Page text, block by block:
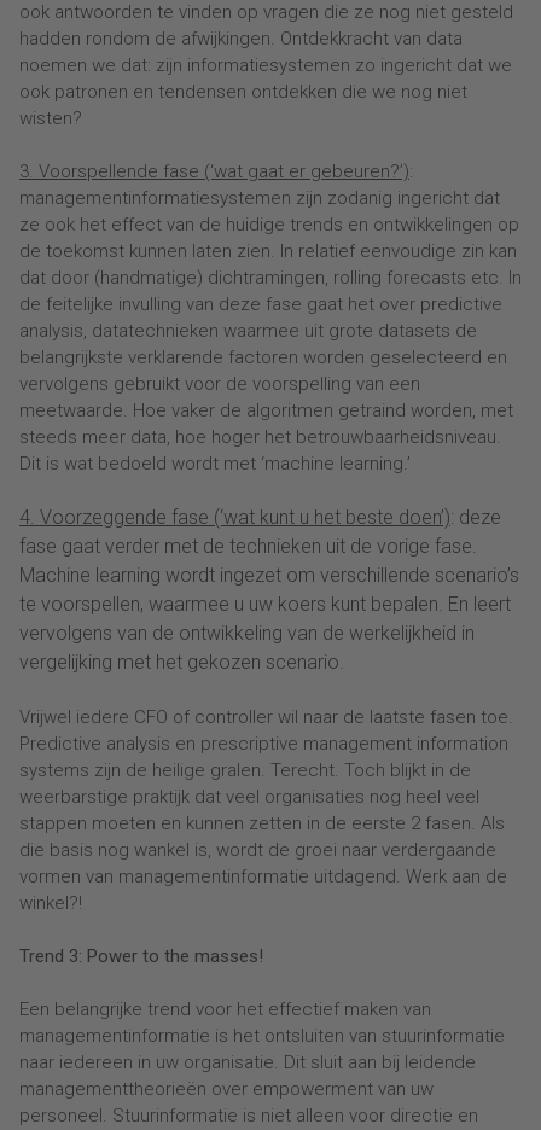
ook antwoorden te vinden op vragen die ze nog niet gesteld
hadden rondom de afwijkingen. Ontdekkracht van data
noemen we dat: zijn informatiesystemen zo ingericht dat we
ook patronen en tendensen ontdekken die we nog niet
wisten?
3. Voorspellende fase (‘wat gaat er gebeuren?’):
managementinformatiesystemen zijn zodanig ingericht dat
ze ook het effect van de huidige trends en ontwikkelingen op
de toekomst kunnen laten zien. In relatief eenvoudige zin kan
dat door (handmatige) dichtramingen, rolling forecasts etc. In
de feitelijke invulling van deze fase gaat het over predictive
analysis, datatechnieken waarmee uit grote datasets de
belangrijkste verklarende factoren worden geselecteerd en
vervolgens gebruikt voor de voorspelling van een
meetwaarde. Hoe vaker de algoritmen getraind worden, met
steeds meer data, hoe hoger het betrouwbaarheidsniveau.
Dit is wat bedoeld wordt met ‘machine learning.’
4. Voorzeggende fase (‘wat kunt u het beste doen’): deze
fase gaat verder met de technieken uit de vorige fase.
Machine learning wordt ingezet om verschillende scenario’s
te voorspellen, waarmee u uw koers kunt bepalen. En leert
vervolgens van de ontwikkeling van de werkelijkheid in
vergelijking met het gekozen scenario.
Vrijwel iedere CFO of controller wil naar de laatste fasen toe.
Predictive analysis en prescriptive management information
systems zijn de heilige gralen. Terecht. Toch blijkt in de
weerbarstige praktijk dat veel organisaties nog heel veel
stappen moeten en kunnen zetten in de eerste 2 fasen. Als
die basis nog wankel is, wordt de groei naar verdergaande
vormen van managementinformatie uitdagend. Werk aan de
winkel?!
Trend 3: Power to the masses!
Een belangrijke trend voor het effectief maken van
managementinformatie is het ontsluiten van stuurinformatie
naar iedereen in uw organisatie. Dit sluit aan bij leidende
managementtheorieën over empowerment van uw
personeel. Stuurinformatie is niet alleen voor directie en